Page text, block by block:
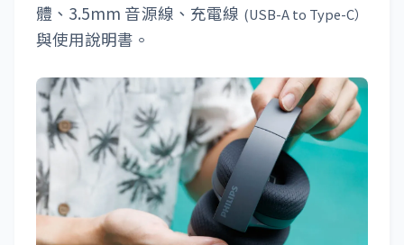
體、3.5mm 音源線、充電線 (USB-A to Type-C）
與使用說明書。